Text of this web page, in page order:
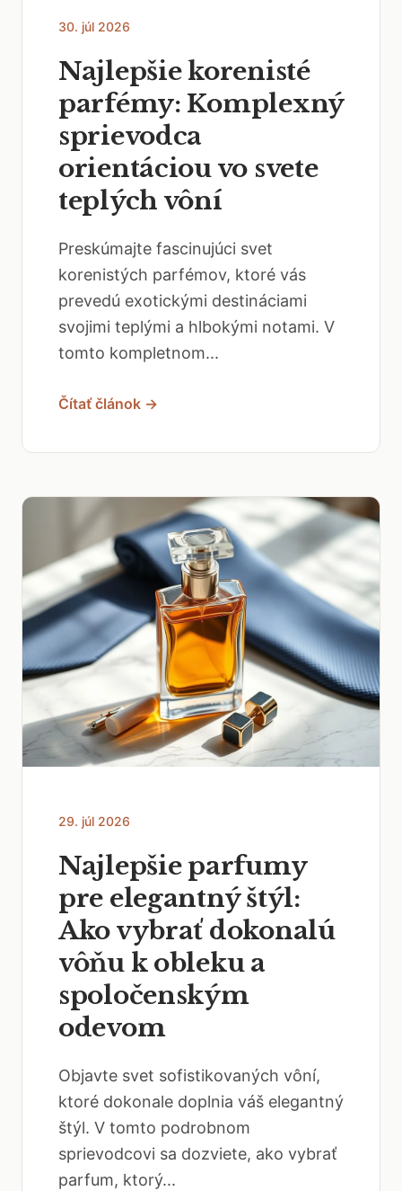
30. júl 2026
Najlepšie korenisté
parfémy: Komplexný
sprievodca
orientáciou vo svete
teplých vôní
Preskúmajte fascinujúci svet
korenistých parfémov, ktoré vás
prevedú exotickými destináciami
svojimi teplými a hlbokými notami. V
tomto kompletnom...
Čítať článok →
29. júl 2026
Najlepšie parfumy
pre elegantný štýl:
Ako vybrať dokonalú
vôňu k obleku a
spoločenským
odevom
Objavte svet sofistikovaných vôní,
ktoré dokonale doplnia váš elegantný
štýl. V tomto podrobnom
sprievodcovi sa dozviete, ako vybrať
parfum, ktorý...